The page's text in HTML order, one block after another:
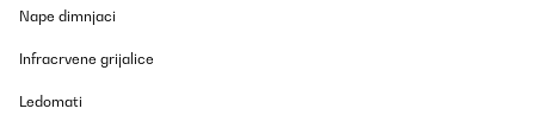
Nape dimnjaci
Infracrvene grijalice
Ledomati